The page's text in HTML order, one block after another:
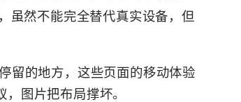
虽然不能完全替代真实设备，但
留的地方，这些页面的移动体验
图片把布局撑坏。